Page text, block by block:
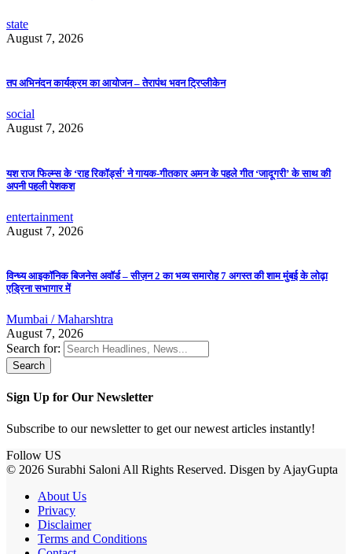
state
August 7, 2026
तप अभिनंदन कार्यक्रम का आयोजन – तेरापंथ भवन ट्रिप्लीकेन
social
August 7, 2026
यश राज फिल्म्स के ‘राह रिकॉर्ड्स’ ने गायक-गीतकार अमन के पहले गीत ‘जादूगरी’ के साथ की
अपनी पहली पेशकश
entertainment
August 7, 2026
विन्ध्य आइकॉनिक बिजनेस अवॉर्ड – सीज़न 2 का भव्य समारोह 7 अगस्त की शाम मुंबई के लोढ़ा
एड्रिना सभागार में
Mumbai / Maharshtra
August 7, 2026
Search for:
Sign Up for Our Newsletter
Subscribe to our newsletter to get our newest articles instantly!
Follow US
© 2026 Surabhi Saloni All Rights Reserved. Disgen by AjayGupta
About Us
Privacy
Disclaimer
Terms and Conditions